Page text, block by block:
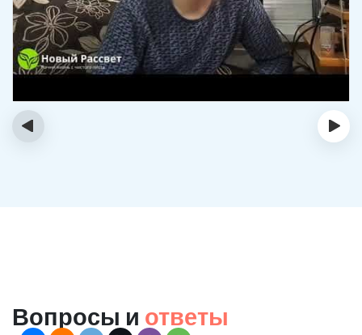
‹ ›
Вопросы и ответы